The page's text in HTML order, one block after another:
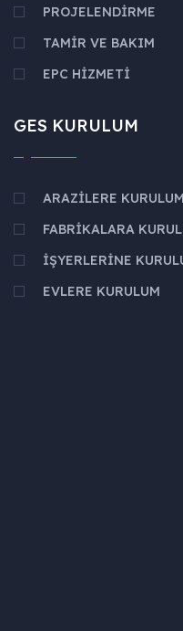
PROJELENDIRME
TAMIR VE BAKIM
EPC HIZMETI
GES KURULUM
ARAZILERE KURULUM
FABRIKALARA
İŞYERLERINE
EVLERE KURULUM